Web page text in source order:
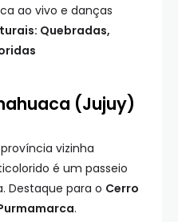
ao vivo e danças
Quebradas,
(Jujuy)
vizinha
é um passeio
Destaque para o Cerro
.